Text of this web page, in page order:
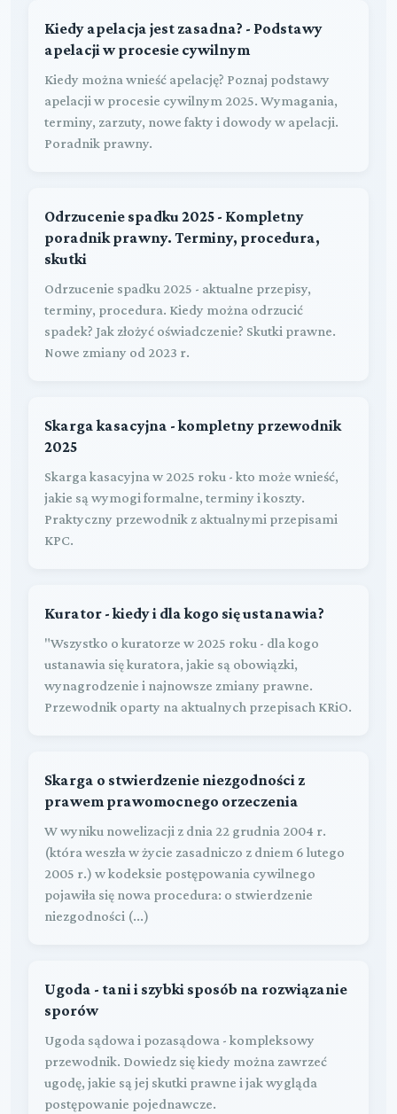
Kiedy apelacja jest zasadna? - Podstawy
apelacji w procesie cywilnym
Kiedy można wnieść apelację? Poznaj podstawy
apelacji w procesie cywilnym 2025. Wymagania,
terminy, zarzuty, nowe fakty i dowody w apelacji.
Poradnik prawny.
Odrzucenie spadku 2025 - Kompletny
poradnik prawny. Terminy, procedura,
skutki
Odrzucenie spadku 2025 - aktualne przepisy,
terminy, procedura. Kiedy można odrzucić
spadek? Jak złożyć oświadczenie? Skutki prawne.
Nowe zmiany od 2023 r.
Skarga kasacyjna - kompletny przewodnik
2025
Skarga kasacyjna w 2025 roku - kto może wnieść,
jakie są wymogi formalne, terminy i koszty.
Praktyczny przewodnik z aktualnymi przepisami
KPC.
Kurator - kiedy i dla kogo się ustanawia?
"Wszystko o kuratorze w 2025 roku - dla kogo
ustanawia się kuratora, jakie są obowiązki,
wynagrodzenie i najnowsze zmiany prawne.
Przewodnik oparty na aktualnych przepisach KRiO.
Skarga o stwierdzenie niezgodności z
prawem prawomocnego orzeczenia
W wyniku nowelizacji z dnia 22 grudnia 2004 r.
(która weszła w życie zasadniczo z dniem 6 lutego
2005 r.) w kodeksie postępowania cywilnego
pojawiła się nowa procedura: o stwierdzenie
niezgodności (...)
Ugoda - tani i szybki sposób na rozwiązanie
sporów
Ugoda sądowa i pozasądowa - kompleksowy
przewodnik. Dowiedz się kiedy można zawrzeć
ugodę, jakie są jej skutki prawne i jak wygląda
postępowanie pojednawcze.